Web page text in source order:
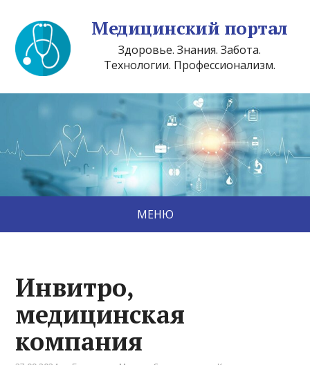
Медицинский портал
Здоровье. Знания. Забота.
Технологии. Профессионализм.
МЕНЮ
Инвитро,
медицинская
компания